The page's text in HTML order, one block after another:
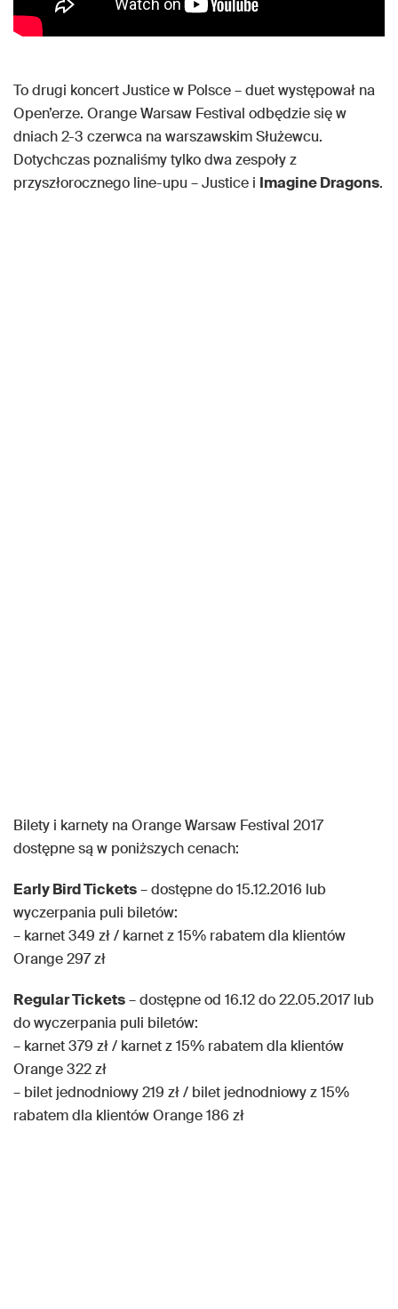
To drugi koncert Justice w Polsce – duet występował na
Open’erze. Orange Warsaw Festival odbędzie się w
dniach 2-3 czerwca na warszawskim Służewcu.
Dotychczas poznaliśmy tylko dwa zespoły z
przyszłorocznego line-upu – Justice i Imagine Dragons.
Bilety i karnety na Orange Warsaw Festival 2017
dostępne są w poniższych cenach:
Early Bird Tickets– dostępne do 15.12.2016 lub
wyczerpania puli biletów:
– karnet 349 zł / karnet z 15% rabatem dla klientów
Orange 297 zł
Regular Tickets– dostępne od 16.12 do 22.05.2017 lub
do wyczerpania puli biletów:
– karnet 379 zł / karnet z 15% rabatem dla klientów
Orange 322 zł
– bilet jednodniowy 219 zł / bilet jednodniowy z 15%
rabatem dla klientów Orange 186 zł